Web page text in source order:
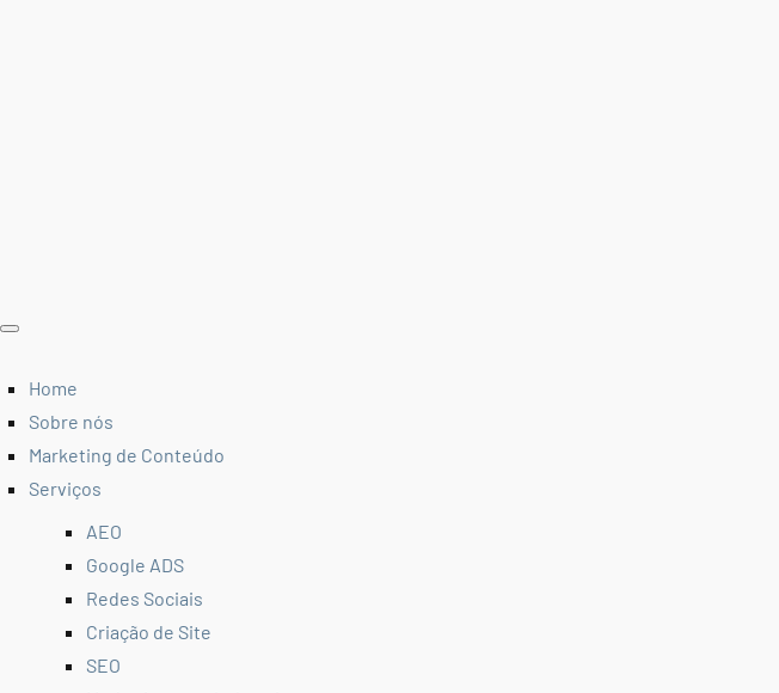
Home
Sobre nós
Marketing de Conteúdo
Serviços
AEO
Google ADS
Redes Sociais
Criação de Site
SEO